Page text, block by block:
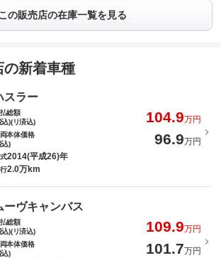
の販売店の在庫一覧を見る
の新着車種
スラー
総額
込)(リ済込)
104.9万円
本体価格
込)
96.9万円
2014(平成26)年
2.0万km
ーヴキャンバス
総額
込)(リ済込)
109.9万円
本体価格
込)
101.7万円